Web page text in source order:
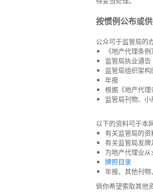
按惯例公布或
公众可于监管
《地产代理条
监管局执业通告
监管局组织架构
年报
根据《地产代
监管局刊物、小
以下的资料可于本
有关监管局的资
有关监管局发
为地产代理业
牌照目录
年报、其他刊
倘你希望索取其他